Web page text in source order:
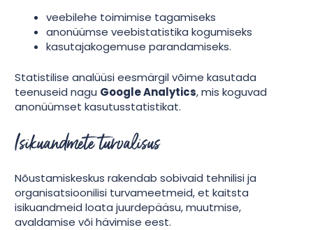
veebilehe toimimise tagamiseks
anonüümse veebistatistika kogumiseks
kasutajakogemuse parandamiseks.
Statistilise analüüsi eesmärgil võime kasutada
teenuseid nagu Google Analytics, mis koguvad
anonüümset kasutusstatistikat.
Isikuandmete turvalisus
Nõustamiskeskus rakendab sobivaid tehnilisi ja
organisatsioonilisi turvameetmeid, et kaitsta
isikuandmeid loata juurdepääsu, muutmise,
avaldamise või hävimise eest.